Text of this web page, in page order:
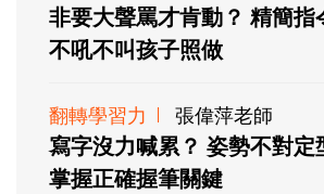
非要大聲罵才肯動？ 精簡指
不吼不叫孩子照做
翻轉學習力 張偉萍老師
寫字沒力喊累？ 姿勢不對定
掌握正確握筆關鍵